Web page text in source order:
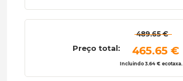
Preço total:
489.65 €
465.65 €
Incluindo 3.64 € ecotaxa.